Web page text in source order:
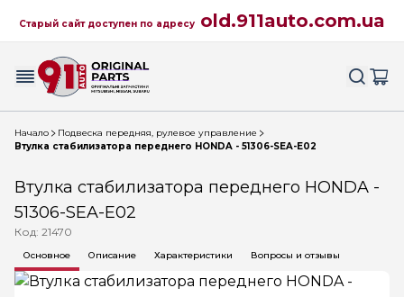
Старый сайт доступен по адресу old.911auto.com.ua
Начало
Подвеска передняя, рулевое управление
Втулка стабилизатора переднего HONDA - 51306-SEA-E02
Втулка стабилизатора переднего HONDA -
51306-SEA-E02
Код: 21470
Основное Описание Характеристики Вопросы и отзывы